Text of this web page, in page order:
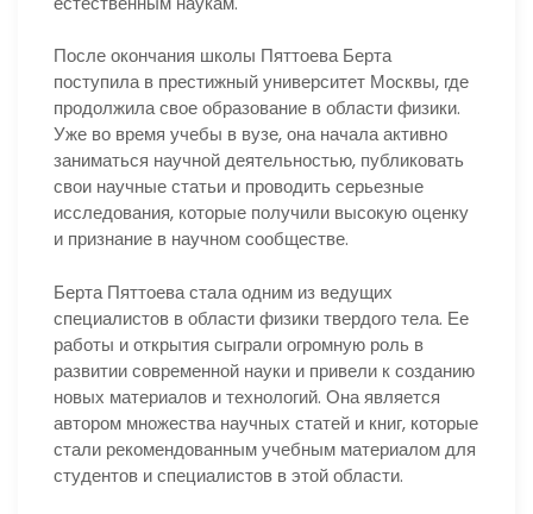
После окончания школы Пяттоева Берта
поступила в престижный университет Москвы, где
продолжила свое образование в области физики.
Уже во время учебы в вузе, она начала активно
заниматься научной деятельностью, публиковать
свои научные статьи и проводить серьезные
исследования, которые получили высокую оценку
и признание в научном сообществе.
Берта Пяттоева стала одним из ведущих
специалистов в области физики твердого тела. Ее
работы и открытия сыграли огромную роль в
развитии современной науки и привели к созданию
новых материалов и технологий. Она является
автором множества научных статей и книг, которые
стали рекомендованным учебным материалом для
студентов и специалистов в этой области.